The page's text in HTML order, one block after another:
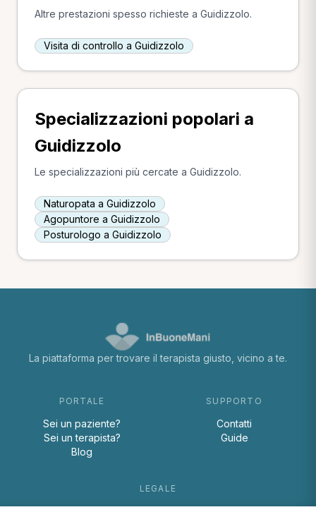
Altre prestazioni spesso richieste a Guidizzolo.
Visita di controllo a Guidizzolo
Specializzazioni popolari a
Guidizzolo
Le specializzazioni più cercate a Guidizzolo.
Naturopata a Guidizzolo
Agopuntore a Guidizzolo
Posturologo a Guidizzolo
La piattaforma per trovare il terapista giusto, vicino a te.
PORTALE
Sei un paziente?
Sei un terapista?
Blog
SUPPORTO
Contatti
Guide
LEGALE